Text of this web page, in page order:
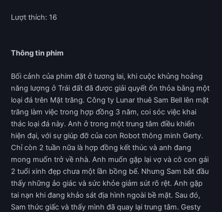
Lượt thích: 16
Thông tin phim
Bối cảnh của phim đặt ở tương lai, khi cuộc khủng hoảng
năng lượng ở Trái đất đã được giải quyết ổn thỏa bằng một
loại đá trên Mặt trăng. Công ty Lunar thuê Sam Bell lên mặt
trăng làm việc trong hợp đồng 3 năm, coi sóc việc khai
thác loại đá này. Anh ở trong một trung tâm điều khiển
hiện đại, với sự giúp đỡ của con Robot thông minh Gerty.
Chỉ còn 2 tuần nữa là hợp đồng kết thúc và anh đang
mong muốn trở về nhà. Anh muốn gặp lại vợ và cô con gái
2 tuổi xinh đẹp chưa một lần bồng bế. Nhưng Sam bắt đầu
thấy những ảo giác và sức khỏe giảm sút rõ rệt. Anh gặp
tai nạn khi đang khảo sát địa hình ngoài bề mặt. Sau đó,
Sam thức giấc và thấy mình đã quay lại trung tâm. Gesty